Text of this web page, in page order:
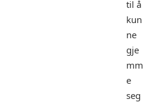
til å
kun
ne
gje
mm
e
seg